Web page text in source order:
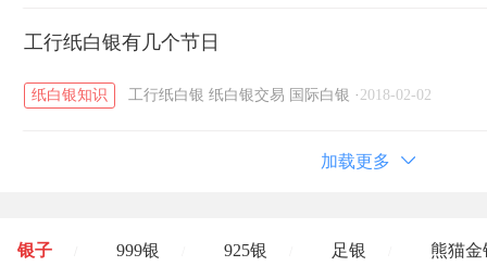
工行纸白银有几个节日
纸白银知识 工行纸白银 纸白银交易 国际白银 · 2018-02-02
加载更多
银子 999银 925银 足银 熊猫金